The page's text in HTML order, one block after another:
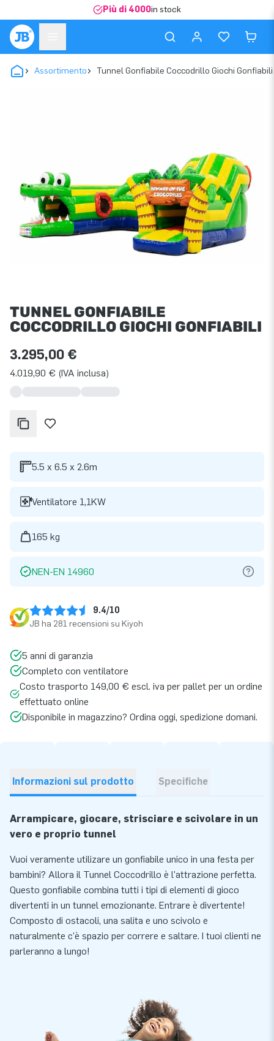
Più di 4000in stock
Assortimento Tunnel Gonfiabile Coccodrillo Giochi Gonfiabili
TUNNEL GONFIABILE
COCCODRILLO GIOCHI GONFIABILI
3.295,00 €
4.019,90 € (IVA inclusa)
5.5 x 6.5 x 2.6m
Ventilatore 1,1KW
165 kg
NEN-EN 14960
9.4/10
JB ha 281 recensioni su Kiyoh
5 anni di garanzia
Completo con ventilatore
Costo trasporto 149,00 € escl. iva per pallet per un ordine
effettuato online
Disponibile in magazzino? Ordina oggi, spedizione domani.
Informazioni sul prodotto Specifiche
Arrampicare, giocare, strisciare e scivolare in un
vero e proprio tunnel
Vuoi veramente utilizare un gonfiabile unico in una festa per
bambini? Allora il Tunnel Coccodrillo è l'attrazione perfetta.
Questo gonfiabile combina tutti i tipi di elementi di gioco
divertenti in un tunnel emozionante. Entrare è divertente!
Composto di ostacoli, una salita e uno scivolo e
naturalmente c'è spazio per correre e saltare. I tuoi clienti ne
parleranno a lungo!